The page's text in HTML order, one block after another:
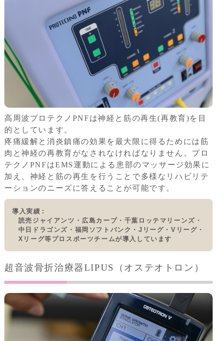
高周波プロテクノPNFは神経と筋の再生(再教育)を目
的としています。
疼痛緩解と消炎鎮痛の効果を最大限に得るためには筋
肉と神経の再教育がなされなければなりません。プロ
テクノPNFはEMS運動による患部のマッサージ効果に
加え、神経と筋の再生を行うことで多様なリハビリテ
ーションのニーズに答えることが可能です。
導入実績
読売ジャイアンツ・広島カープ・千葉ロッテマリーンズ・
中日ドラゴンズ・福岡ソフトバンク・Jリーグ・Vリーグ・
Xリーグ等プロスポーツチームが導入しています
超音波骨折治療器LIPUS（オステオトロン）